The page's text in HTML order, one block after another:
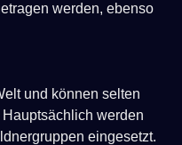
werden, ebenso
und können selten
werden
eingesetzt.